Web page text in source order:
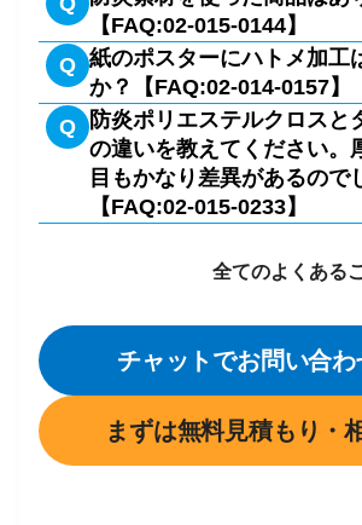
【FAQ:02-015-0144】
ターポリンや防炎ポリエステルク
た商品がございます。
＞ターポリン（屋外ポスター）印
＞吊り下げ型タペストリー
＞屋内スタンドセット：くるりん
＞屋内スタンドセット：QSB1618
Q 紙のポスターにハトメ加工
か？【FAQ:02-014-0157】
紙へのハトメ加工はできませんが
ス、ターボリンなどの素材であれ
す。
Q
防炎ポリエステルクロスと
の違いを教えてください。
目もかなり差異があるので
【FAQ:02-015-0233】
ール素材のメディアとなります。
て使用される、軽量で発色に優
なります。
ターポリンの厚さは、450μ、防
クロスの厚さは、330μです。
全てのよくある
チャットでお問い合わ
まずは無料見積もり・